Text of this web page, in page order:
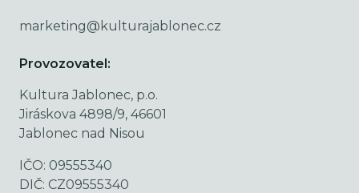
marketing@kulturajablonec.cz
Provozovatel:
Kultura Jablonec, p.o.
Jiráskova 4898/9, 46601
Jablonec nad Nisou
IČO: 09555340
DIČ: CZ09555340